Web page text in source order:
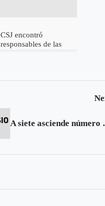
CSJ encontró
responsables de las
A siete